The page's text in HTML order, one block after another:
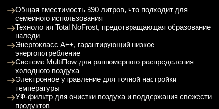
Общая вместимость 390 литров, что подходит для
семейного использования
Технология Total NoFrost, предотвращающая образование
наледи
Энергокласс A++, гарантирующий низкое
энергопотребление
Система MultiFlow для равномерного распределения
холодного воздуха
Электронное управление для точной настройки
температуры
УФ-фильтр для очистки воздуха и поддержания свежести
продуктов